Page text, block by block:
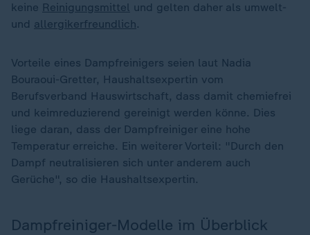
keine Reinigungsmittel und gelten daher als umwelt-
und allergikerfreundlich.
Vorteile eines Dampfreinigers seien laut Nadia
Bouraoui-Gretter, Haushaltsexpertin vom
Berufsverband Hauswirtschaft, dass damit chemiefrei
und keimreduzierend gereinigt werden könne. Dies
liege daran, dass der Dampfreiniger eine hohe
Temperatur erreiche. Ein weiterer Vorteil: "Durch den
Dampf neutralisieren sich unter anderem auch
Gerüche", so die Haushaltsexpertin.
Dampfreiniger-Modelle im Überblick